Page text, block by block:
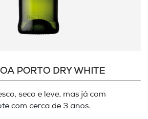
PORTO DRY WHITE
seco e leve, mas já com
com cerca de 3 anos.